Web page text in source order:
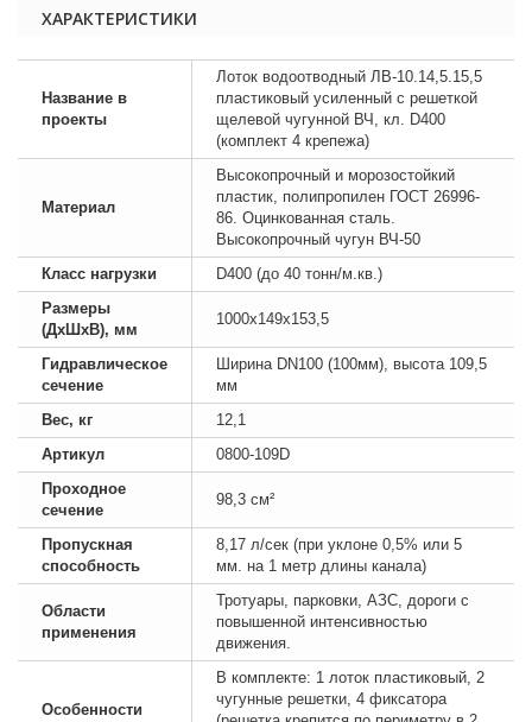
ХАРАКТЕРИСТИКИ
Название в
проекты
Лоток водоотводный ЛВ-10.14,5.15,5
пластиковый усиленный с решеткой
щелевой чугунной ВЧ, кл. D400
(комплект 4 крепежа)
Материал
Высокопрочный и морозостойкий
пластик, полипропилен ГОСТ 26996-
86. Оцинкованная сталь.
Высокопрочный чугун ВЧ-50
Класс нагрузки
D400 (до 40 тонн/м.кв.)
Размеры
(ДхШхВ), мм
1000х149х153,5
Гидравлическое
сечение
Ширина DN100 (100мм), высота 109,5
мм
Вес, кг
12,1
Артикул
0800-109D
Проходное
сечение
98,3 см²
Пропускная
способность
8,17 л/сек (при уклоне 0,5% или 5
мм. на 1 метр длины канала)
Области
применения
Тротуары, парковки, АЗС, дороги с
повышенной интенсивностью
движения.
Особенности
В комплекте: 1 лоток пластиковый, 2
чугунные решетки, 4 фиксатора